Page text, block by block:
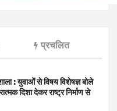
प्रचलित
: युवाओं से विषय विशेषज्ञ बोले
दिशा देकर राष्ट्र निर्माण से